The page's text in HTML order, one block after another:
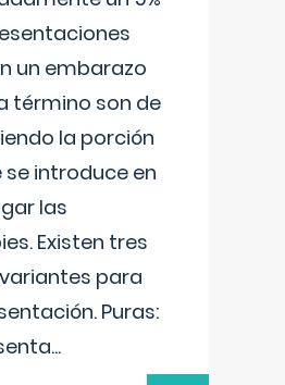
un embarazo
término son de
la porción
introduce en
las
Existen tres
para
Puras:
...